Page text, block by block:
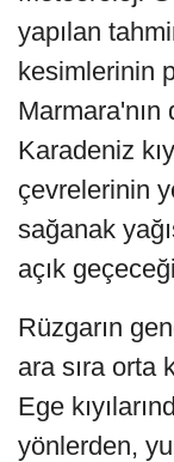
yapılan
kesimlerinin
Karadeniz
çevrelerinin
sağanak
açık
Rüzgarın
ara sıra orta
Ege
yönlerden,